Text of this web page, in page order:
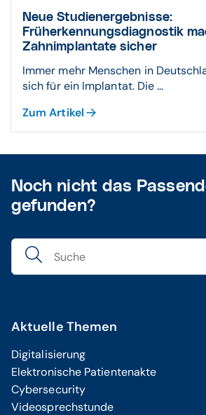
Neue Studienergebnisse:
Früherkennungsdiagnostik
Zahnimplantate sicher
Immer mehr Menschen in
sich für ein Implantat. Die ...
Zum Artikel
Noch nicht das
gefunden?
Aktuelle Themen
Digitalisierung
Elektronische Patientenakte
Cybersecurity
Videosprechstunde